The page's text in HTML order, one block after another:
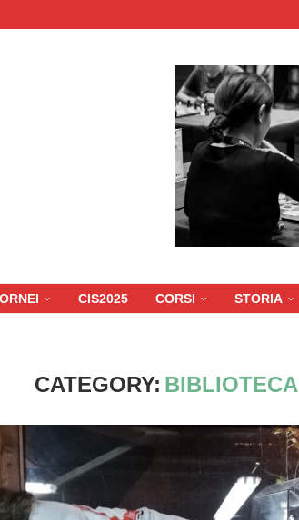
CIS2025 CORSI STORIA
CATEGORY: BIBLIOTECA